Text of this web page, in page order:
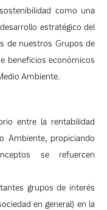
como una
estratégico del
de nuestros Grupos de
beneficios económicos
Ambiente.
entre la rentabilidad
Ambiente, propiciando
se refuercen
grupos de interés
en general) en la